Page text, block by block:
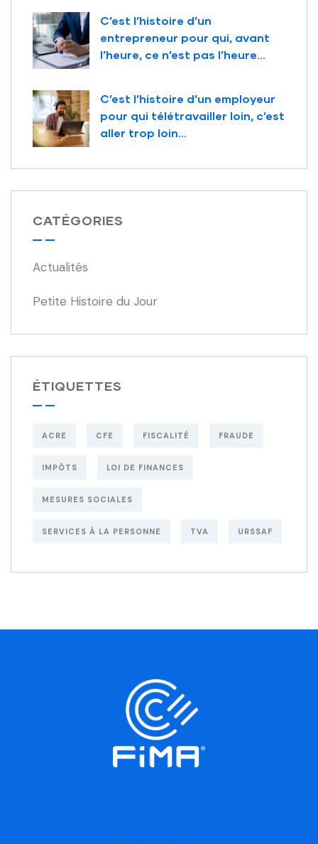
C’est l’histoire d’un
entrepreneur pour qui, avant
l’heure, ce n’est pas l’heure…
C’est l’histoire d’un employeur
pour qui télétravailler loin, c’est
aller trop loin…
CATÉGORIES
Actualités
Petite Histoire du Jour
ÉTIQUETTES
ACRE CFE FISCALITÉ FRAUDE
IMPÔTS LOI DE FINANCES
MESURES SOCIALES
SERVICES À LA PERSONNE TVA URSSAF